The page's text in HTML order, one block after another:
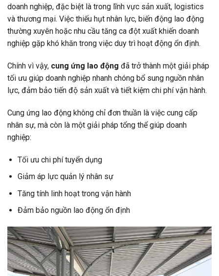
doanh nghiệp, đặc biệt là trong lĩnh vực sản xuất, logistics
và thương mại. Việc thiếu hụt nhân lực, biến động lao động
thường xuyên hoặc nhu cầu tăng ca đột xuất khiến doanh
nghiệp gặp khó khăn trong việc duy trì hoạt động ổn định.
Chính vì vậy, cung ứng lao động đã trở thành một giải pháp
tối ưu giúp doanh nghiệp nhanh chóng bổ sung nguồn nhân
lực, đảm bảo tiến độ sản xuất và tiết kiệm chi phí vận hành.
Cung ứng lao động không chỉ đơn thuần là việc cung cấp
nhân sự, mà còn là một giải pháp tổng thể giúp doanh
nghiệp:
Tối ưu chi phí tuyển dụng
Giảm áp lực quản lý nhân sự
Tăng tính linh hoạt trong vận hành
Đảm bảo nguồn lao động ổn định